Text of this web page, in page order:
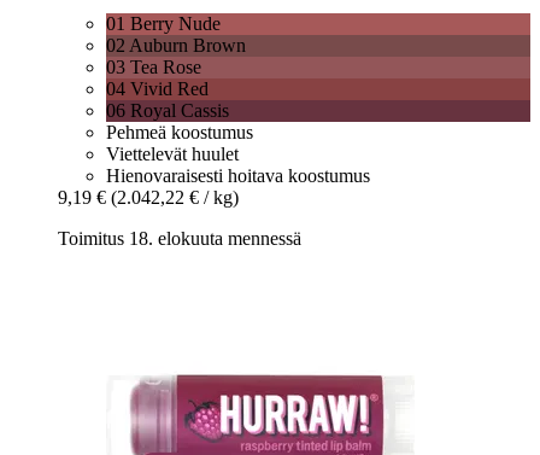
01 Berry Nude
02 Auburn Brown
03 Tea Rose
04 Vivid Red
06 Royal Cassis
Pehmeä koostumus
Viettelevät huulet
Hienovaraisesti hoitava koostumus
9,19 € (2.042,22 € / kg)
Toimitus 18. elokuuta mennessä